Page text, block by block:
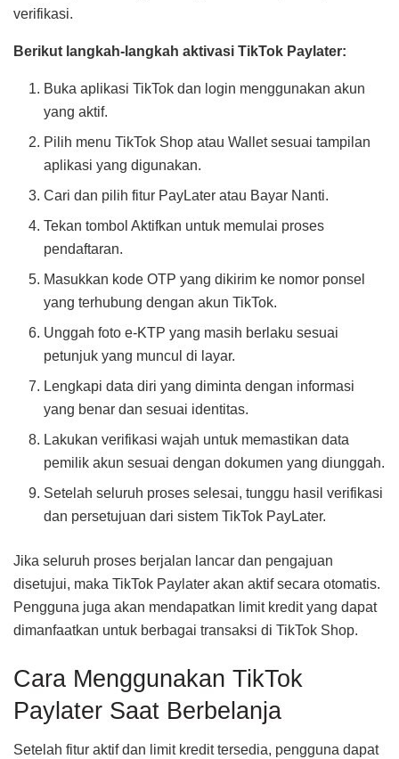
verifikasi.
Berikut langkah-langkah aktivasi TikTok Paylater:
Buka aplikasi TikTok dan login menggunakan akun
yang aktif.
Pilih menu TikTok Shop atau Wallet sesuai tampilan
aplikasi yang digunakan.
Cari dan pilih fitur PayLater atau Bayar Nanti.
Tekan tombol Aktifkan untuk memulai proses
pendaftaran.
Masukkan kode OTP yang dikirim ke nomor ponsel
yang terhubung dengan akun TikTok.
Unggah foto e-KTP yang masih berlaku sesuai
petunjuk yang muncul di layar.
Lengkapi data diri yang diminta dengan informasi
yang benar dan sesuai identitas.
Lakukan verifikasi wajah untuk memastikan data
pemilik akun sesuai dengan dokumen yang diunggah.
Setelah seluruh proses selesai, tunggu hasil verifikasi
dan persetujuan dari sistem TikTok PayLater.
Jika seluruh proses berjalan lancar dan pengajuan
disetujui, maka TikTok Paylater akan aktif secara otomatis.
Pengguna juga akan mendapatkan limit kredit yang dapat
dimanfaatkan untuk berbagai transaksi di TikTok Shop.
Cara Menggunakan TikTok
Paylater Saat Berbelanja
Setelah fitur aktif dan limit kredit tersedia, pengguna dapat